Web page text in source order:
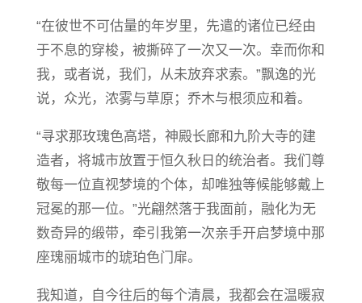
“在彼世不可估量的年岁里，先遣的诸位已经由
于不息的穿梭，被撕碎了一次又一次。幸而你和
我，或者说，我们，从未放弃求索。”飘逸的光
说，众光，浓雾与草原；乔木与根须应和着。
“寻求那玫瑰色高塔，神殿长廊和九阶大寺的建
造者，将城市放置于恒久秋日的统治者。我们尊
敬每一位直视梦境的个体，却唯独等候能够戴上
冠冕的那一位。”光翩然落于我面前，融化为无
数奇异的缎带，牵引我第一次亲手开启梦境中那
座瑰丽城市的琥珀色门扉。
我知道，自今往后的每个清晨，我都会在温暖寂